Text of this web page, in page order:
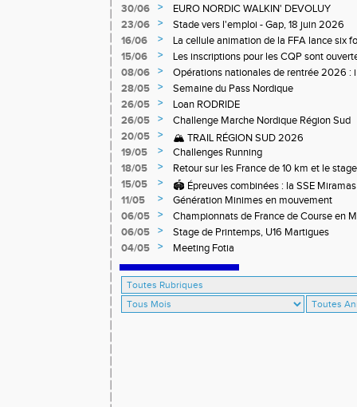
30/06
>
EURO NORDIC WALKIN' DEVOLUY
23/06
>
Stade vers l'emploi - Gap, 18 juin 2026
16/06
>
La cellule animation de la FFA lance six
Niveau 1 et 3 pour ACR Niveau 2)
15/06 >
Les inscriptions pour les CQP sont
Qualification Professionnelle)
08/06 >
Opérations nationales de rentrée 2026 :
28/05
>
Semaine du Pass Nordique
26/05
>
Loan RODRIDE
26/05
>
Challenge Marche Nordique Région Sud
20/05
>
🏔️ TRAIL RÉGION SUD 2026
19/05
>
Challenges Running
18/05
>
Retour sur les France de 10 km et le
off-road à Briançon
15/05 >
🏟️ Épreuves combinées : la SSE
11/05
>
Génération Minimes en mouvement
06/05
>
Championnats de France de Course en
06/05
>
Stage de Printemps, U16 Martigues
04/05
> Meeting Fotia